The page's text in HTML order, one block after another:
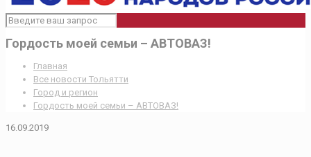
Гордость моей семьи – АВТОВАЗ!
Главная
Все новости Тольятти
Город и регион
Гордость моей семьи – АВТОВАЗ!
16.09.2019